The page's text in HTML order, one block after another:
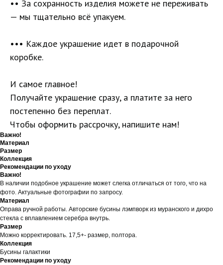
•• За сохранность изделия можете не переживать
— мы тщательно всё упакуем.
••• Каждое украшение идет в подарочной
коробке.
И самое главное!
Получайте украшение сразу, а платите за него
постепенно без переплат.
Чтобы оформить рассрочку, напишите нам!
Важно!
Материал
Размер
Коллекция
Рекомендации по уходу
Важно!
В наличии подобное украшение может слегка отличаться от того, что на
фото. Актуальные фотографии по запросу.
Материал
Оправа ручной работы. Авторские бусины лэмпворк из муранского и дихро
стекла с вплавлением серебра внутрь.
Размер
Можно корректировать. 17,5+- размер, полтора.
Коллекция
Бусины галактики
Рекомендации по уходу